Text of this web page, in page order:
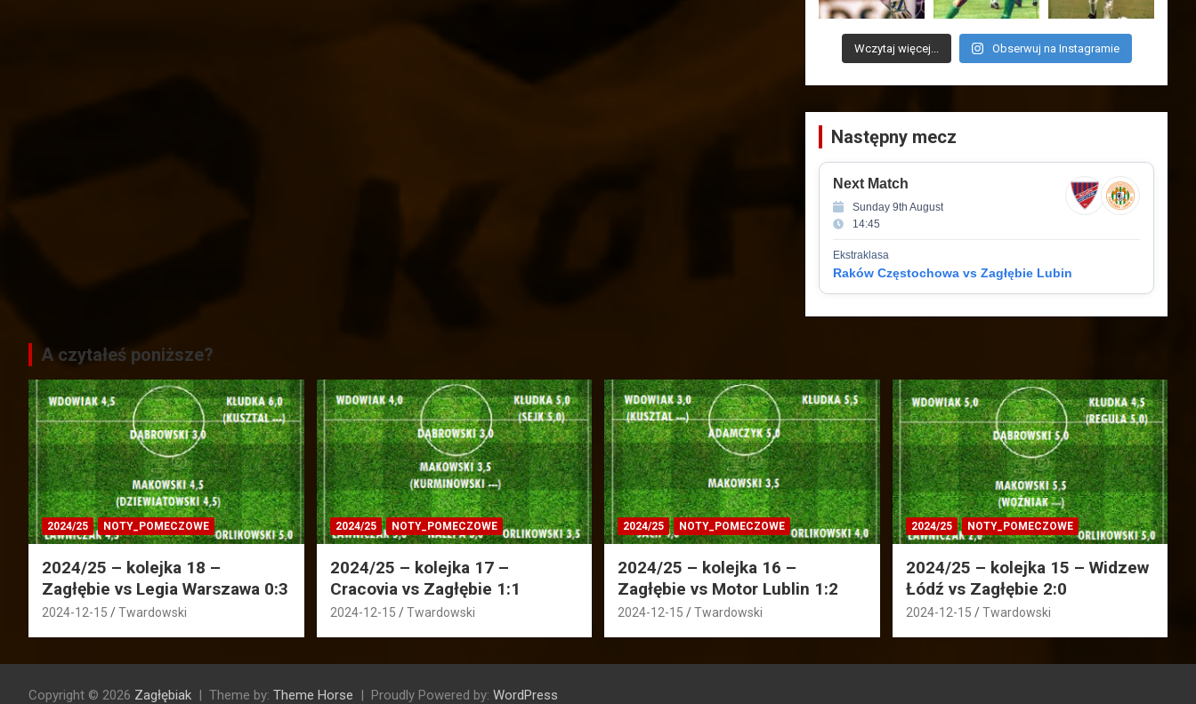
Wczytaj więcej... Obserwuj na Instagramie
Następny mecz
Next Match
Sunday 9th August
14:45
Ekstraklasa
Raków Częstochowa vs Zagłębie Lubin
A czytałeś poniższe?
2024/25 NOTY_POMECZOWE
2024/25 – kolejka 18 –
Zagłębie vs Legia Warszawa 0:3
2024-12-15 Twardowski
2024/25 NOTY_POMECZOWE
2024/25 – kolejka 17 –
Cracovia vs Zagłębie 1:1
2024-12-15 Twardowski
2024/25 NOTY_POMECZOWE
2024/25 – kolejka 16 –
Zagłębie vs Motor Lublin 1:2
2024-12-15 Twardowski
2024/25 NOTY_POMECZOWE
2024/25 – kolejka 15 – Widzew
Łódź vs Zagłębie 2:0
2024-12-15 Twardowski
Copyright © 2026 Zagłębiak Theme by: Theme Horse Proudly Powered by: WordPress